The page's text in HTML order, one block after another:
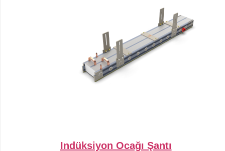
Indüksiyon Ocağı Şantı